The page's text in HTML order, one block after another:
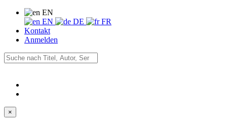
EN
EN
DE
FR
Kontakt
Anmelden